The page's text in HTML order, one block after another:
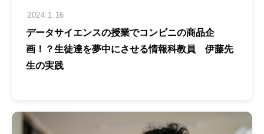
2024.1.16
データサイエンスの授業でコンビニの商品企
画！？生徒達を夢中にさせる情報科教員 伊藤先
生の実践